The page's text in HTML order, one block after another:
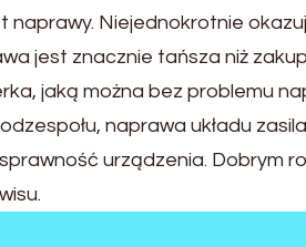
naprawy. Niejednokrotnie
jest znacznie tańsza niż
jaką można bez problemu
naprawa układu
urządzenia. Dobrym